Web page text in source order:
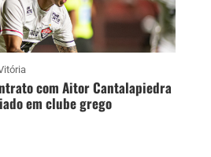
com Aitor Cantalapiedra
em clube grego